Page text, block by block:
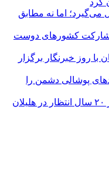
اما نه مطابق
مشارکت کشورهای دوست
روز خبرنگار برگزار
پوشالی دشمن را
بزرگترین سازه سنگی ایلام پس از ۲۰ سال انتظار در هلیلان